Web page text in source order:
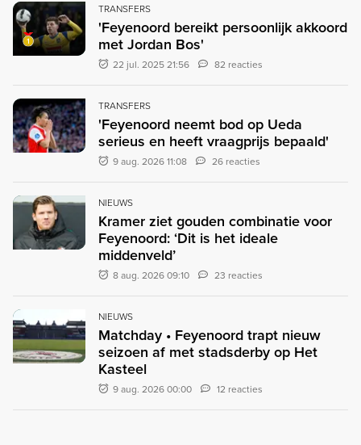
TRANSFERS
'Feyenoord bereikt persoonlijk akkoord
met Jordan Bos'
22 jul. 2025 21:56 82 reacties
TRANSFERS
'Feyenoord neemt bod op Ueda
serieus en heeft vraagprijs bepaald'
9 aug. 2026 11:08 26 reacties
NIEUWS
Kramer ziet gouden combinatie voor
Feyenoord: ‘Dit is het ideale
middenveld’
8 aug. 2026 09:10 23 reacties
NIEUWS
Matchday • Feyenoord trapt nieuw
seizoen af met stadsderby op Het
Kasteel
9 aug. 2026 00:00 12 reacties